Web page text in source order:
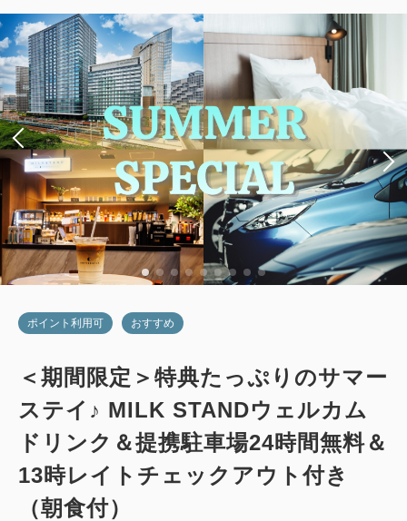
ポイント利用可 おすすめ
＜期間限定＞特典たっぷりのサマー
ステイ♪ MILK STANDウェルカム
ドリンク＆提携駐車場24時間無料＆
13時レイトチェックアウト付き
（朝食付）